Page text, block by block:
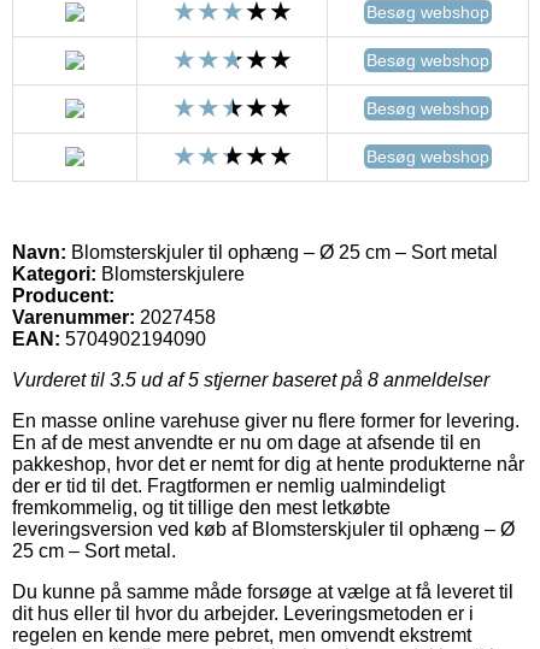
Besøg webshop
Besøg webshop
Besøg webshop
Besøg webshop
Navn: Blomsterskjuler til ophæng – Ø 25 cm – Sort metal
Kategori: Blomsterskjulere
Producent:
Varenummer: 2027458
EAN: 5704902194090
Vurderet til 3.5 ud af 5 stjerner baseret på 8 anmeldelser
En masse online varehuse giver nu flere former for levering.
En af de mest anvendte er nu om dage at afsende til en
pakkeshop, hvor det er nemt for dig at hente produkterne når
der er tid til det. Fragtformen er nemlig ualmindeligt
fremkommelig, og tit tillige den mest letkøbte
leveringsversion ved køb af Blomsterskjuler til ophæng – Ø
25 cm – Sort metal.
Du kunne på samme måde forsøge at vælge at få leveret til
dit hus eller til hvor du arbejder. Leveringsmetoden er i
regelen en kende mere pebret, men omvendt ekstremt